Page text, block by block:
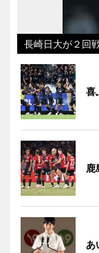
長崎日大が２回
喜
あ